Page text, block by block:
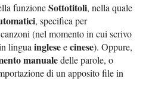
funzioneSottotitoli, nella quale
, specifica per
(nel momento in cui scrivo
linguaingleseecinese). Oppure,
manualedelle parole, o
di un apposito file in